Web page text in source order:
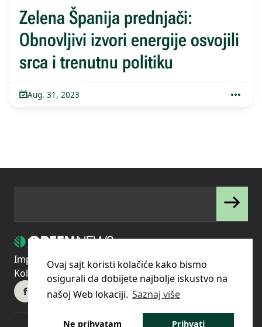
Zelena Španija prednjači:
Obnovljivi izvori energije osvojili
srca i trenutnu politiku
Aug. 31, 2023
Impressum Uslovi korišćenjaPolitika privatnosti
Kolačići
Pravila o korišćenju kolačića (cookies)
Ovaj sajt koristi kolačiće kako bismo
osigurali da dobijete najbolje iskustvo na
našoj Web lokaciji. Saznaj više
Ne prihvatam Prihvati